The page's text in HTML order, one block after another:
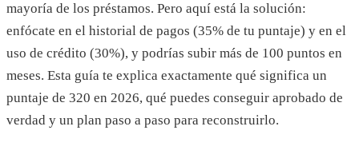
mayoría de los préstamos. Pero aquí está la solución:
enfócate en el historial de pagos (35% de tu puntaje) y en el
uso de crédito (30%), y podrías subir más de 100 puntos en
meses. Esta guía te explica exactamente qué significa un
puntaje de 320 en 2026, qué puedes conseguir aprobado de
verdad y un plan paso a paso para reconstruirlo.